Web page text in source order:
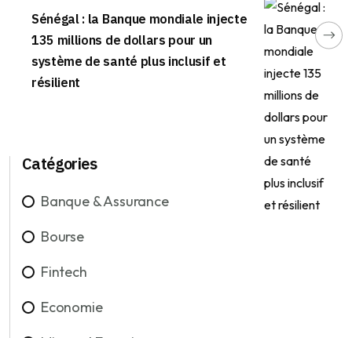
Sénégal : la Banque mondiale injecte
135 millions de dollars pour un
système de santé plus inclusif et
résilient
Catégories
Banque & Assurance
Bourse
Fintech
Economie